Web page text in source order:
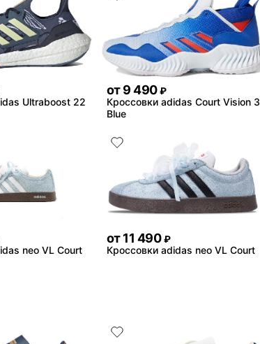
Ultraboost 22
от9 490 ₽
Кроссовки adidas Court Vision 3
Blue
neo VL Court
от11 490 ₽
Кроссовки adidas neo VL Court